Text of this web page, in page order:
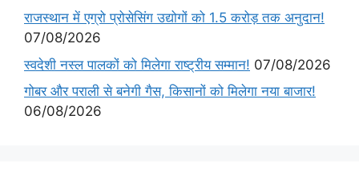
राजस्थान में एग्रो प्रोसेसिंग उद्योगों को 1.5 करोड़ तक अनुदान!
07/08/2026
स्वदेशी नस्ल पालकों को मिलेगा राष्ट्रीय सम्मान! 07/08/2026
गोबर और पराली से बनेगी गैस, किसानों को मिलेगा नया बाजार!
06/08/2026